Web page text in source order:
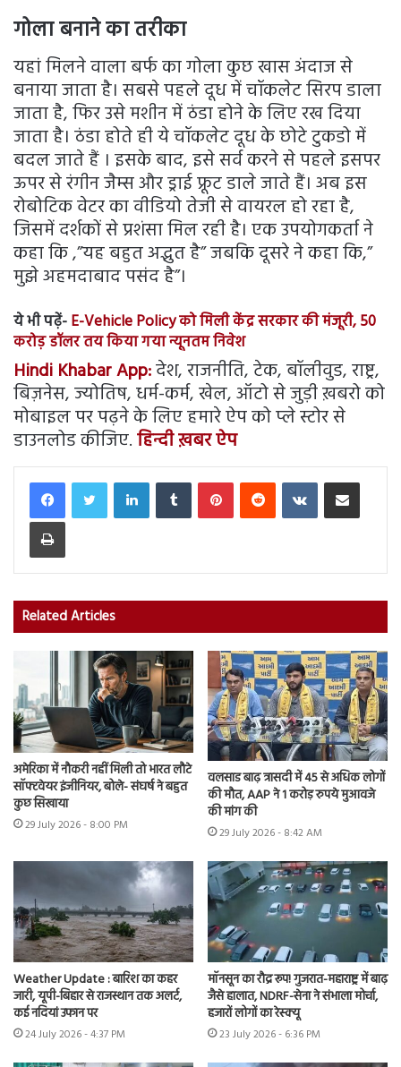
गोला बनाने का तरीका
यहां मिलने वाला बर्फ का गोला कुछ खास अंदाज से
बनाया जाता है। सबसे पहले दूध में चॉकलेट सिरप डाला
जाता है, फिर उसे मशीन में ठंडा होने के लिए रख दिया
जाता है। ठंडा होते ही ये चॉकलेट दूध के छोटे टुकडो में
बदल जाते हैं । इसके बाद, इसे सर्व करने से पहले इसपर
ऊपर से रंगीन जैम्स और ड्राई फ्रूट डाले जाते हैं। अब इस
रोबोटिक वेटर का वीडियो तेजी से वायरल हो रहा है,
जिसमें दर्शकों से प्रशंसा मिल रही है। एक उपयोगकर्ता ने
कहा कि ,”यह बहुत अद्भुत है” जबकि दूसरे ने कहा कि,”
मुझे अहमदाबाद पसंद है”।
ये भी पढ़ें-E-Vehicle Policy को मिली केंद्र सरकार की मंजूरी, 50
करोड़ डॉलर तय किया गया न्यूनतम निवेश
Hindi Khabar App:देश, राजनीति, टेक, बॉलीवुड, राष्ट्र,
बिज़नेस, ज्योतिष, धर्म-कर्म, खेल, ऑटो से जुड़ी ख़बरो को
मोबाइल पर पढ़ने के लिए हमारे ऐप को प्ले स्टोर से
डाउनलोड कीजिए.हिन्दी ख़बर ऐप
LinkedInTumblr PinterestReddit VKontakteShare via Email
Print
Related Articles
अमेरिका में नौकरी नहीं मिली तो भारत लौटे
सॉफ्टवेयर इंजीनियर, बोले- संघर्ष ने बहुत
कुछ सिखाया
29 July 2026 - 8:00 PM
वलसाड बाढ़ त्रासदी में 45 से अधिक लोगों
की मौत, AAP ने 1 करोड़ रुपये मुआवजे
की मांग की
29 July 2026 - 8:42 AM
Weather Update : बारिश का कहर
जारी, यूपी-बिहार से राजस्थान तक अलर्ट,
कई नदियां उफान पर
24 July 2026 - 4:37 PM
मॉनसून का रौद्र रूप! गुजरात-महाराष्ट्र में बाढ़
जैसे हालात, NDRF-सेना ने संभाला मोर्चा,
हजारों लोगों का रेस्क्यू
23 July 2026 - 6:36 PM